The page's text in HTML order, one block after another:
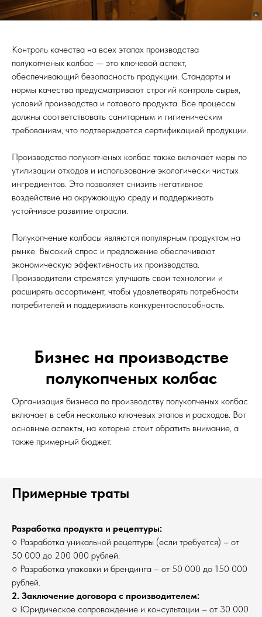
Контроль качества на всех этапах производства
полукопченых колбас — это ключевой аспект,
обеспечивающий безопасность продукции. Стандарты и
нормы качества предусматривают строгий контроль сырья,
условий производства и готового продукта. Все процессы
должны соответствовать санитарным и гигиеническим
требованиям, что подтверждается сертификацией продукции.
Производство полукопченых колбас также включает меры по
утилизации отходов и использование экологически чистых
ингредиентов. Это позволяет снизить негативное
воздействие на окружающую среду и поддерживать
устойчивое развитие отрасли.
Полукопченые колбасы являются популярным продуктом на
рынке. Высокий спрос и предложение обеспечивают
экономическую эффективность их производства.
Производители стремятся улучшать свои технологии и
расширять ассортимент, чтобы удовлетворять потребности
потребителей и поддерживать конкурентоспособность.
Бизнес на производстве
полукопченых колбас
Организация бизнеса по производству полукопченых колбас
включает в себя несколько ключевых этапов и расходов. Вот
основные аспекты, на которые стоит обратить внимание, а
также примерный бюджет.
Примерные траты
Разработка продукта и рецептуры:
○ Разработка уникальной рецептуры (если требуется) – от
50 000 до 200 000 рублей.
○ Разработка упаковки и брендинга – от 50 000 до 150 000
рублей.
2. Заключение договора с производителем:
○ Юридическое сопровождение и консультации – от 30 000